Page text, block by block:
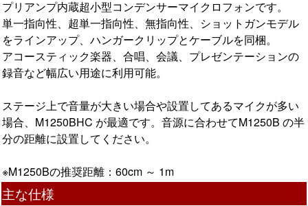
プリアンプ内蔵超小型コンデンサーマイクロフォンです。
単一指向性、超単一指向性、無指向性、ショットガンモデル
をラインアップ、ハンガークリップとケーブルを同梱。
アコースティック楽器、合唱、会議、プレゼンテーションの
録音など幅広い用途に利用可能。
ステージ上で音量が大きい場合や設置してあるマイクが多い
場合、M1250BHC が最適です。音源に合わせてM1250B の半
分の距離に設置してください。
※M1250Bの推奨距離：60cm ～ 1m
主な仕様